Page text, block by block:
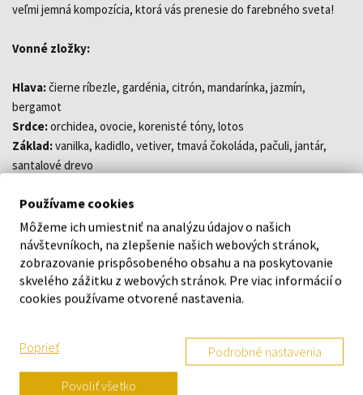
veľmi jemná kompozícia, ktorá vás prenesie do farebného sveta!
Vonné zložky:
Hlava:čierne ríbezle, gardénia, citrón, mandarínka, jazmín,
bergamot
Srdce:orchidea, ovocie, korenisté tóny, lotos
Základ:vanilka, kadidlo, vetiver, tmavá čokoláda, pačuli, jantár,
santalové drevo
DETAILY
O ZNAČKE
Náš výber na mieru presne pre
vás
Používame cookies
Môžeme ich umiestniť na analýzu údajov o našich
návštevníkoch, na zlepšenie našich webových stránok,
zobrazovanie prispôsobeného obsahu a na poskytovanie
skvelého zážitku z webových stránok. Pre viac informácií o
cookies používame otvorené nastavenia.
Poprieť Podrobné nastavenia
Povoliť všetko